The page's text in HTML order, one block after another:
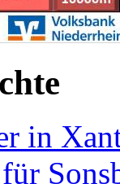
in